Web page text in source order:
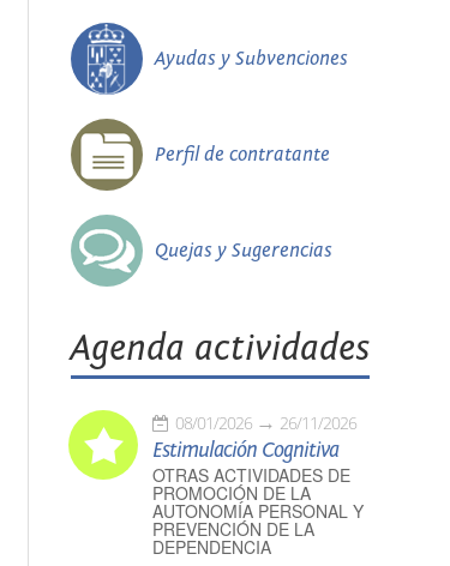
Ayudas y Subvenciones
Perfil de contratante
Quejas y Sugerencias
Agenda actividades
08/01/2026 26/11/2026
Estimulación Cognitiva
OTRAS ACTIVIDADES DE
PROMOCIÓN DE LA
AUTONOMÍA PERSONAL Y
PREVENCIÓN DE LA
DEPENDENCIA